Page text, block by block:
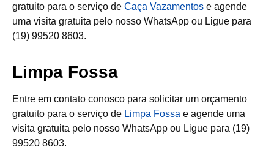
gratuito para o serviço de Caça Vazamentos e agende
uma visita gratuita pelo nosso WhatsApp ou Ligue para
(19) 99520 8603.
Limpa Fossa
Entre em contato conosco para solicitar um orçamento
gratuito para o serviço de Limpa Fossa e agende uma
visita gratuita pelo nosso WhatsApp ou Ligue para (19)
99520 8603.